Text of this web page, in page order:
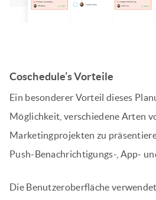
Coschedule’s Vorteile
Ein besonderer Vorteil dieses
Möglichkeit, verschiedene Arten
Marketingprojekten zu
Push-Benachrichtigungs-, App-
Die Benutzeroberfläche